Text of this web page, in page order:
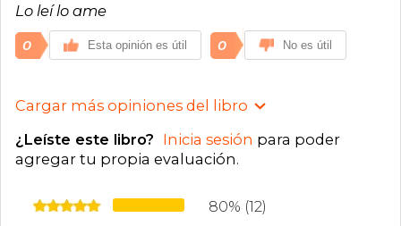
Lo leí lo ame
0 Esta opinión es útil 0 No es útil
Cargar más opiniones del libro
¿Leíste este libro? Inicia sesión para poder
agregar tu propia evaluación.
80% (12)